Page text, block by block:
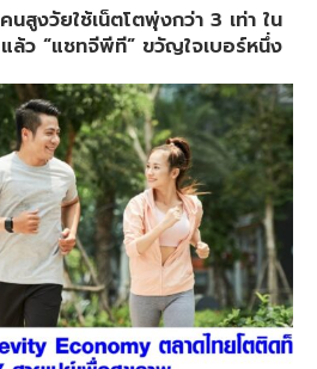
สูงวัยใช้เน็ตโตพุ่งกว่า 3 เท่า ใน
ล้ว “แชทจีพีที” ขวัญใจเบอร์หนึ่ง